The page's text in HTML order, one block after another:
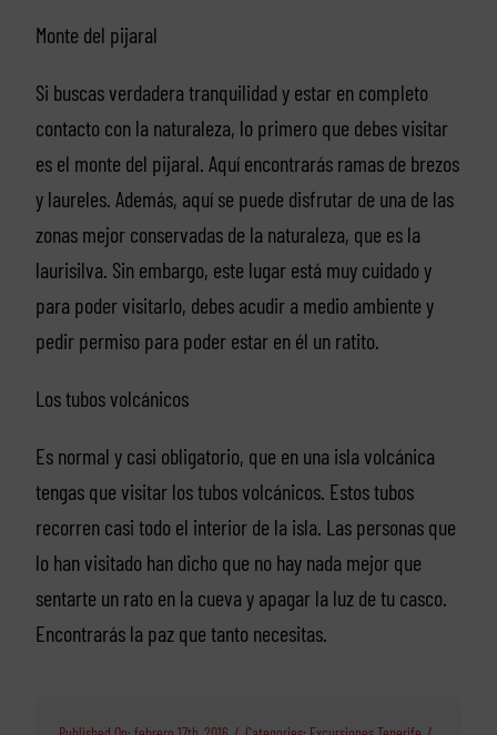
Monte del pijaral
Si buscas verdadera tranquilidad y estar en completo
contacto con la naturaleza, lo primero que debes visitar
es el monte del pijaral. Aquí encontrarás ramas de brezos
y laureles. Además, aquí se puede disfrutar de una de las
zonas mejor conservadas de la naturaleza, que es la
laurisilva. Sin embargo, este lugar está muy cuidado y
para poder visitarlo, debes acudir a medio ambiente y
pedir permiso para poder estar en él un ratito.
Los tubos volcánicos
Es normal y casi obligatorio, que en una isla volcánica
tengas que visitar los tubos volcánicos. Estos tubos
recorren casi todo el interior de la isla. Las personas que
lo han visitado han dicho que no hay nada mejor que
sentarte un rato en la cueva y apagar la luz de tu casco.
Encontrarás la paz que tanto necesitas.